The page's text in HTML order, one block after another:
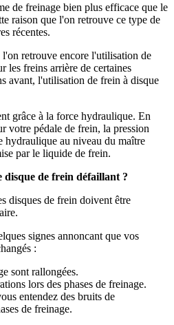
de freinage bien plus efficace que le
raison que l'on retrouve ce type de
récentes.
retrouve encore l'utilisation de
les freins arrière de certaines
avant, l'utilisation de frein à disque
grâce à la force hydraulique. En
votre pédale de frein, la pression
hydraulique au niveau du maître
par le liquide de frein.
disque de frein défaillant ?
disques de frein doivent être
signes annoncant que vos
:
sont rallongées.
lors des phases de freinage.
entendez des bruits de
de freinage.